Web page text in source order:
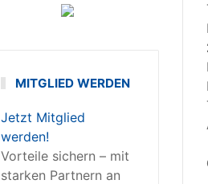
MITGLIED WERDEN
Jetzt Mitglied
werden!
Vorteile sichern – mit
starken Partnern an